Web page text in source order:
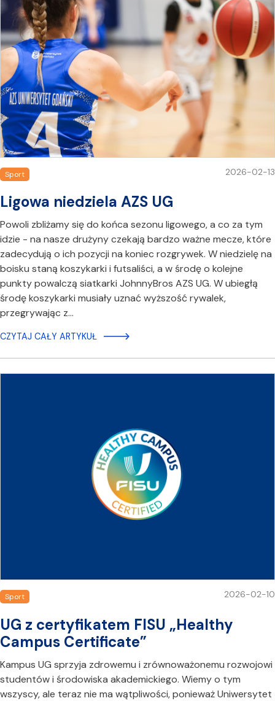
Sport 2026-02-13
Ligowa niedziela AZS UG
Powoli zbliżamy się do końca sezonu ligowego, a co za tym
idzie - na nasze drużyny czekają bardzo ważne mecze, które
zadecydują o ich pozycji na koniec rozgrywek. W niedzielę na
boisku staną koszykarki i futsaliści, a w środę o kolejne
punkty powalczą siatkarki JohnnyBros AZS UG. W ubiegłą
środę koszykarki musiały uznać wyższość rywalek,
przegrywając z…
CZYTAJ CAŁY ARTYKUŁ
Sport 2026-02-10
UG z certyfikatem FISU „Healthy
Campus Certificate”
Kampus UG sprzyja zdrowemu i zrównoważonemu rozwojowi
studentów i środowiska akademickiego. Wiemy o tym
wszyscy, ale teraz nie ma wątpliwości, ponieważ Uniwersytet